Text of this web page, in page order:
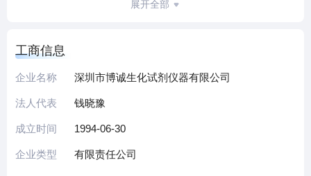
遍及生物、制药、食品及医疗等行业，如医院，科研院所，
政府机构、相关企业等，并在客户中建立了良好的口碑及信
保证，以科技创新为核心竞争力，以信誉和服务为根本”的经
营宗旨，规范作业流程，建立销售及服务的质量跟踪体系，
务，以满足用户的应用需要，并荣获深圳市分析测试协会副
展开全部
工商信息
企业名称 深圳市博诚生化试剂仪器有限公司
法人代表 钱晓豫
成立时间 1994-06-30
企业类型 有限责任公司